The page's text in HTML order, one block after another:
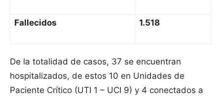
Fallecidos 1.518
De la totalidad de casos, 37 se encuentran
hospitalizados, de estos 10 en Unidades de
Paciente Crítico (UTI 1 – UCI 9) y 4 conectados a